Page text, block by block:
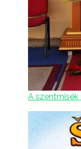
A szentmisék